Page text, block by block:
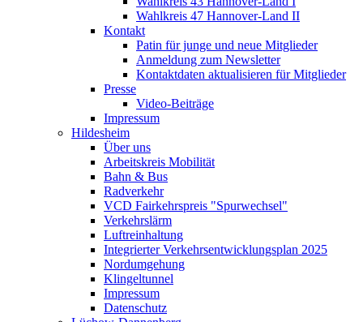
Wahlkreis 47 Hannover-Land II
Kontakt
Patin für junge und neue Mitglieder
Anmeldung zum Newsletter
Kontaktdaten aktualisieren für Mitglieder
Presse
Video-Beiträge
Impressum
Hildesheim
Über uns
Arbeitskreis Mobilität
Bahn & Bus
Radverkehr
VCD Fairkehrspreis "Spurwechsel"
Verkehrslärm
Luftreinhaltung
Integrierter Verkehrsentwicklungsplan 2025
Nordumgehung
Klingeltunnel
Impressum
Datenschutz